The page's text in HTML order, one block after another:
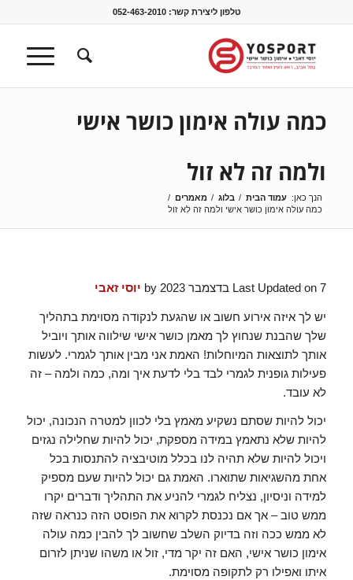
טלפון ליצירת קשר:052-463-2010
כמה עולה אימון כושר אישי
ולמה זה לא זול
הנך כאן: עמוד הבית / בלוג / מאמרים /
כמה עולה אימון כושר אישי ולמה זה לא זול
Last Updated on 7 בדצמבר 2023 by יוסי זאבי
יש לך איזה אירוע חשוב או שהגעת לנקודה מסוימת בתהליך
שלך שהבנת שנחוץ לך מאמן כושר אישי שילווה אותך ויוביל
אותך לתוצאות המיוחלות! האמת אני מבין אותך לגמרי. לעשות
פעילות גופנית לגמרי לבד בלי לדעת איך ומה, כמה ולמה – זה
לא עובד.
יכול להיות שסתם נשקיע מאמץ בלי לכוון למטרה הנכונה, יכול
להיות שלא נתאמץ במידה מספקת, יכול להיות שחלילה נגזים
ויכול להיות שלא תהיה לנו בכלל מוטיבציה להתנסות בכל
אחת מהשגיאות שתוארו. האמת גם יכול להיות שעם מספיק
למידה וניסיון, נצליח לגמרי להניע את התהליך ודברים יקרו
ממש טוב – אך אם נכנסת לקרוא את הפוסט הזה כנראה שזה
לא ממש ככה וזה בדיוק השלב שחשוב לך להבין כמה עולה
אימון כושר אישי, האם זה יקר מדי, זול או משהו שניתן לזרום
איתו ואפילו רק לתקופה מסוימת.